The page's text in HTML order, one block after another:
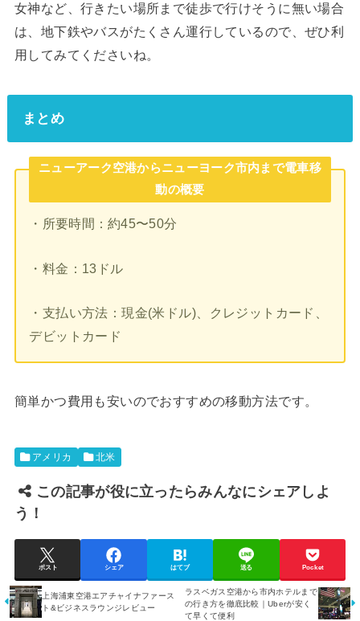
女神など、行きたい場所まで徒歩で行けそうに無い場合
は、地下鉄やバスがたくさん運行しているので、ぜひ利
用してみてくださいね。
まとめ
ニューアーク空港からニューヨーク市内まで電車移
動の概要
・所要時間：約45〜50分
・料金：13ドル
・支払い方法：現金(米ドル)、クレジットカード、
デビットカード
簡単かつ費用も安いのでおすすめの移動方法です。
アメリカ 北米
この記事が役に立ったらみんなにシェアしよ
う！
ポスト シェア はてブ 送る Pocket
上海浦東空港エアチャイナファース
ト&ビジネスラウンジレビュー
ラスベガス空港から市内ホテルまで
の行き方を徹底比較｜Uberが安く
て早くて便利